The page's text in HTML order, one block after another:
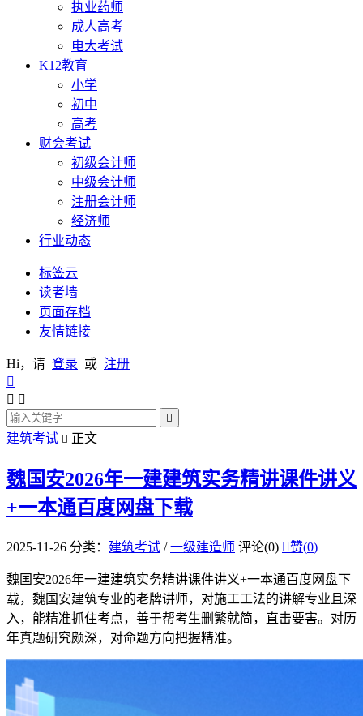
执业药师
成人高考
电大考试
K12教育
小学
初中
高考
财会考试
初级会计师
中级会计师
注册会计师
经济师
行业动态
标签云
读者墙
页面存档
友情链接
Hi，请 登录 或 注册

 

建筑考试  正文
魏国安2026年一建建筑实务精讲课件讲义
+一本通百度网盘下载
2025-11-26 分类： 建筑考试 /一级建造师 评论(0) 赞(0)
魏国安2026年一建建筑实务精讲课件讲义+一本通百度网盘下
载，魏国安建筑专业的老牌讲师，对施工工法的讲解专业且深
入，能精准抓住考点，善于帮考生删繁就简，直击要害。对历
年真题研究颇深，对命题方向把握精准。